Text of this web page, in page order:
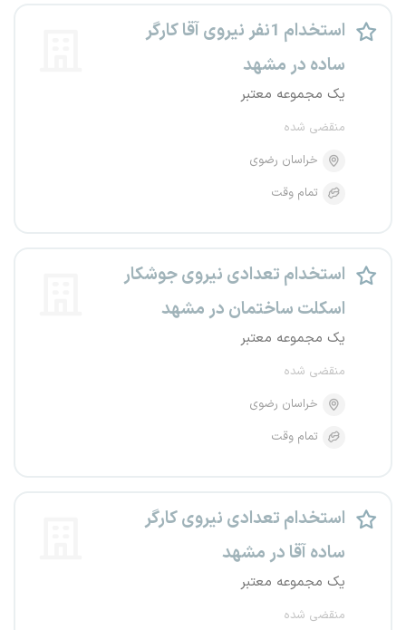
استخدام 1نفر نیروی آقا کارگر
ساده در مشهد
یک مجموعه معتبر
منقضی شده
خراسان رضوی
تمام وقت
استخدام تعدادی نیروی جوشکار
اسکلت ساختمان در مشهد
یک مجموعه معتبر
منقضی شده
خراسان رضوی
تمام وقت
استخدام تعدادی نیروی کارگر
ساده آقا در مشهد
یک مجموعه معتبر
منقضی شده